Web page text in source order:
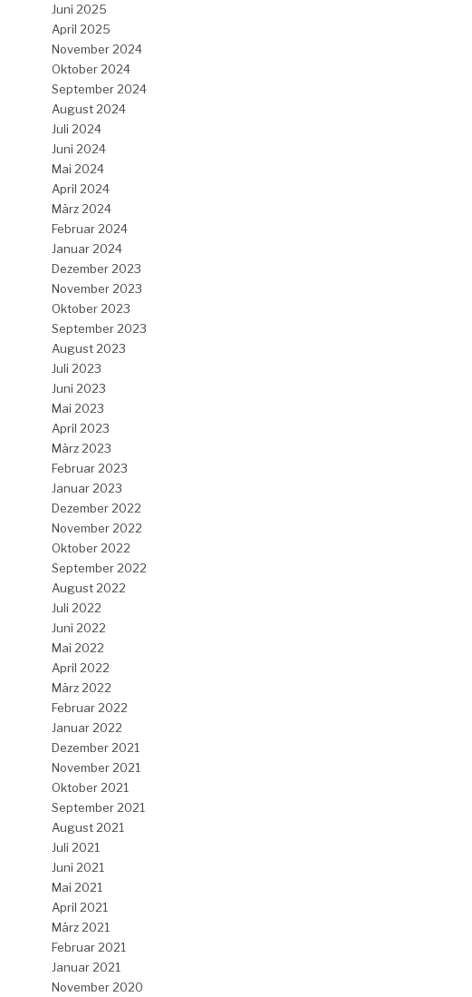
Juni 2025
April 2025
November 2024
Oktober 2024
September 2024
August 2024
Juli 2024
Juni 2024
Mai 2024
April 2024
März 2024
Februar 2024
Januar 2024
Dezember 2023
November 2023
Oktober 2023
September 2023
August 2023
Juli 2023
Juni 2023
Mai 2023
April 2023
März 2023
Februar 2023
Januar 2023
Dezember 2022
November 2022
Oktober 2022
September 2022
August 2022
Juli 2022
Juni 2022
Mai 2022
April 2022
März 2022
Februar 2022
Januar 2022
Dezember 2021
November 2021
Oktober 2021
September 2021
August 2021
Juli 2021
Juni 2021
Mai 2021
April 2021
März 2021
Februar 2021
Januar 2021
November 2020